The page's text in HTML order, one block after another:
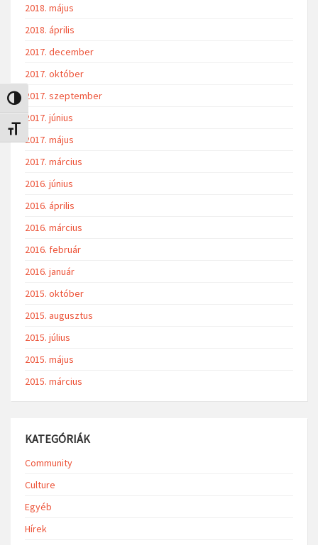
Nagy kontraszt váltása
Betűméret váltása
2018. május
2018. április
2017. december
2017. október
2017. szeptember
2017. június
2017. május
2017. március
2016. június
2016. április
2016. március
2016. február
2016. január
2015. október
2015. augusztus
2015. július
2015. május
2015. március
KATEGÓRIÁK
Community
Culture
Egyéb
Hírek